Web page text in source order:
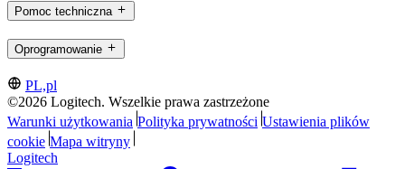
Pomoc techniczna
Oprogramowanie
PL,pl
©2026 Logitech. Wszelkie prawa zastrzeżone
Warunki użytkowania Polityka prywatności Ustawienia plików
cookie Mapa witryny
Logitech